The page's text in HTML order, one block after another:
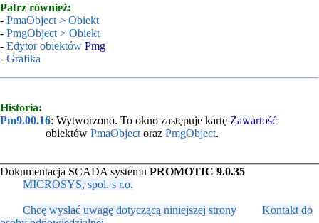
Patrz również:
- PmaObject > Obiekt
- PmgObject > Obiekt
- Edytor obiektów Pmg
- Grafika
Historia:
Pm9.00.16: Wytworzono. To okno zastępuje kartę Zawartość
obiektów PmaObject oraz PmgObject.
Dokumentacja SCADA systemu PROMOTIC 9.0.35
MICROSYS, spol. s r.o.
Chcę wysłać uwagę dotyczącą niniejszej strony
Kontakt do